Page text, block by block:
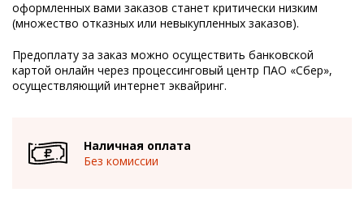
оформленных вами заказов станет критически низким
(множество отказных или невыкупленных заказов).
Предоплату за заказ можно осуществить банковской
картой онлайн через процессинговый центр ПАО «Сбер»,
осуществляющий интернет эквайринг.
Наличная оплата
Без комиссии